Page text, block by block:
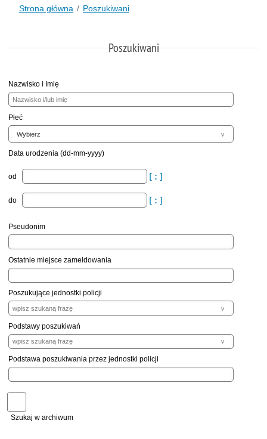
Strona główna Poszukiwani
Poszukiwani
Nazwisko i Imię
Płeć
Data urodzenia (dd-mm-yyyy)
od
do
Pseudonim
Ostatnie miejsce zameldowania
Poszukujące jednostki policji
Podstawy poszukiwań
Podstawa poszukiwania przez jednostki policji
Szukaj w archiwum